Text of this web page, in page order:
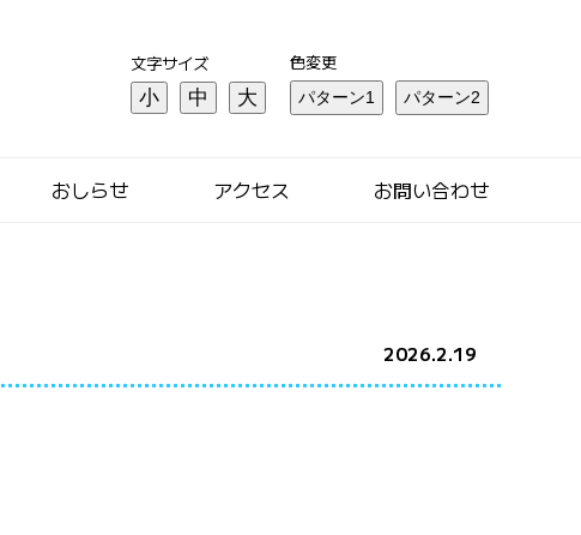
文字サイズ
小 中 大
色変更
おしらせ アクセス お問い合わせ
2026.2.19